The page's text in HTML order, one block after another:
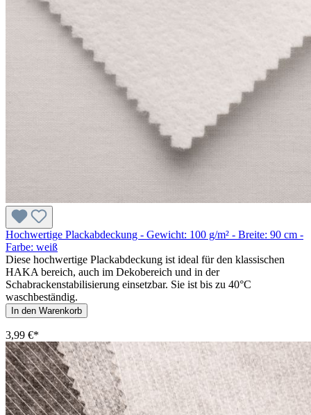
Hochwertige Plackabdeckung - Gewicht: 100 g/m² - Breite: 90 cm -
Farbe: weiß
Diese hochwertige Plackabdeckung ist ideal für den klassischen
HAKA bereich, auch im Dekobereich und in der
Schabrackenstabilisierung einsetzbar. Sie ist bis zu 40°C
waschbeständig.
In den Warenkorb
3,99 €*